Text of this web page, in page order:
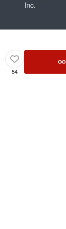
Inc.
54